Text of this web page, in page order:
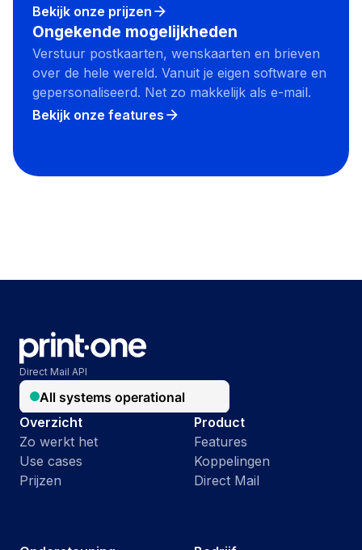
Bekijk onze prijzen arrow_forward
Ongekende mogelijkheden
Verstuur postkaarten, wenskaarten en brieven
over de hele wereld. Vanuit je eigen software en
gepersonaliseerd. Net zo makkelijk als e-mail.
Bekijk onze features arrow_forward
Direct Mail API
Overzicht
Zo werkt het
Use cases
Prijzen
Product
Features
Koppelingen
Direct Mail